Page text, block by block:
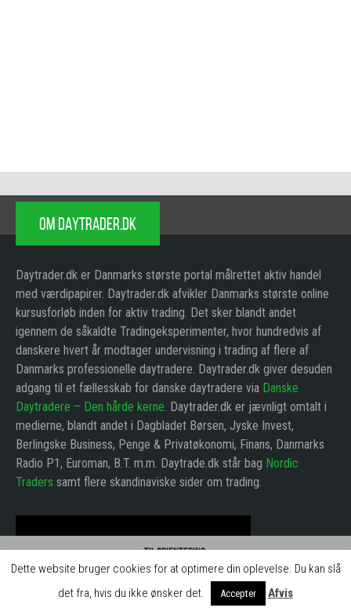
OM DAYTRADER.DK
Daytrader.dk er Danmarks største portal målrettet aktiv handel
med værdipapirer. Daytrader.dk afvikler Danmarks største online
kursusforløb inden for aktiv trading. Det sker blandt andet
igennem de såkaldte Tradingeksperimenter, hvor hundredvis af
danskere hvert år modtager undervisning i trading af flere af
Danmarks professionelle daytradere. Daytrader.dk giver desuden
adgang til et fællesskab for danske daytradere via Danske
Daytradere – Den hårde kerne. Daytrader.dk er jævnligt omtalt i
medierne, blandt andet i Dagbladet Børsen, Jyske Invest,
Berlingske Business, Penge & Privatøkonomi, Finans, Danmarks
Radio P1, Euroman, B.T. m.m. Daytrade.dk står bag Nordic
Traders samt flere skandinaviske sider om trading.
Dette website bruger cookies for at optimere din oplevelse. Du kan slå
det fra, hvis du ikke ønsker det.
Accepter Afvis
Til orientering:
Hos daytrader.dk skaber vi gratis indhold og læringsforløb for jer brugere. Det
kan vi blandt andet gøre, fordi vi indgår samarbejde med brokerne, der betaler
for omtale på siden.
Luk